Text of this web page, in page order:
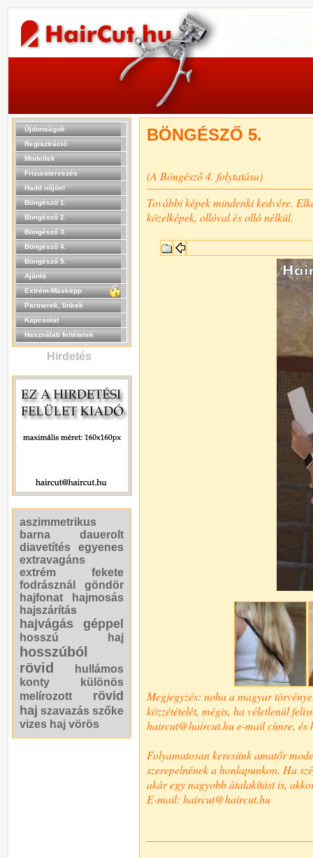
Újdonságok
Regisztráció
Modellek
Frizuratervezés
Hadd nőjön!
Böngésző 1.
Böngésző 2.
Böngésző 3.
Böngésző 4.
Böngésző 5.
Ajánló
Extrém-Másképp
Partnerek, linkek
Kapcsolat
Használati feltételek
Hirdetés
aszimmetrikus
barna
dauerolt
diavetítés
egyenes
extravagáns
extrém
fekete
fodrásznál
göndör
hajfonat
hajmosás
hajszárítás
hajvágás géppel
hosszú haj
hosszúból
rövid
hullámos
konty
különös
melírozott
rövid
haj szavazás szőke
vizes haj vörös
BÖNGÉSZŐ 5.
(A Böngésző 4. folytatása)
További képek mindenki kedvére.
közelképek, ollóval és olló nélkül.
Megjegyzés: noha a magyar
közzétételét, mégis, ha véletlenül
haircut@haircut.hu e-mail címre,
Folyamatosan keresünk amatőr
szerepelnének a honlapunkon. Ha
akár egy nagyobb átalakítást is,
E-mail: haircut@haircut.hu